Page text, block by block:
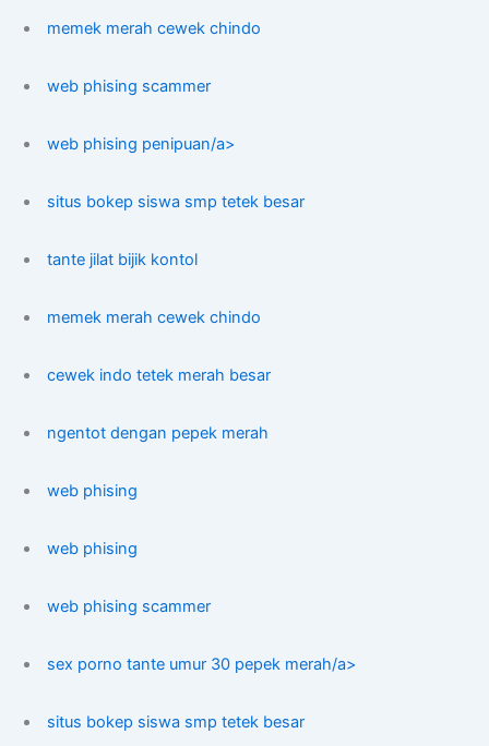
memek merah cewek chindo
web phising scammer
web phising penipuan/a>
situs bokep siswa smp tetek besar
tante jilat bijik kontol
memek merah cewek chindo
cewek indo tetek merah besar
ngentot dengan pepek merah
web phising
web phising
web phising scammer
sex porno tante umur 30 pepek merah/a>
situs bokep siswa smp tetek besar